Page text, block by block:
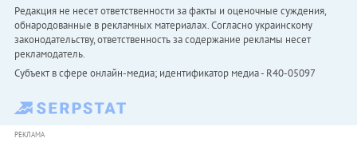
Редакция не несет ответственности за факты и оценочные суждения,
обнародованные в рекламных материалах. Согласно украинскому
законодательству, ответственность за содержание рекламы несет
рекламодатель.
Субъект в сфере онлайн-медиа; идентификатор медиа - R40-05097
РЕКЛАМА